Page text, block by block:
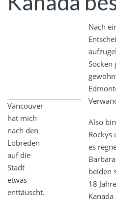
Vancouver
hat mich
nach den
Lobreden
auf die
Stadt
etwas
enttäuscht.
Nach
Socken
Also
Rockys
es
beiden
18